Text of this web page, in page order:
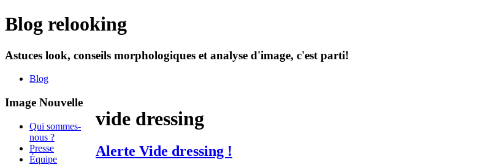
Blog relooking
Astuces look, conseils morphologiques et analyse d'image, c'est parti!
Blog
vide dressing
Alerte Vide dressing !
Image Nouvelle
Qui sommes-
nous ?
Presse
Équipe